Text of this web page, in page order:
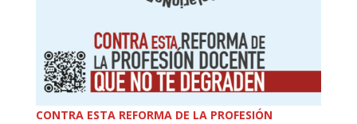
CONTRA ESTA REFORMA DE LA PROFESIÓN